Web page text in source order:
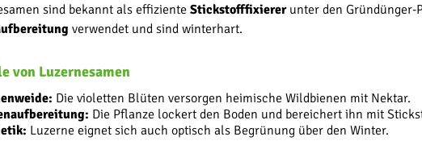
sind bekannt als effiziente Stickstofffixiererunter den Gründünger-
verwendet und sind winterhart.
von Luzernesamen
Die violetten Blüten versorgen heimische Wildbienen mit Nektar.
Die Pflanze lockert den Boden und bereichert ihn mit
Luzerne eignet sich auch optisch als Begrünung über den Winter.